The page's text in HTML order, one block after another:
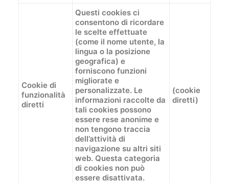
Cookie di
funzionalità
diretti
Questi cookies ci
consentono di ricordare
le scelte effettuate
(come il nome utente, la
lingua o la posizione
geografica) e
forniscono funzioni
migliorate e
personalizzate. Le
informazioni raccolte da
tali cookies possono
essere rese anonime e
non tengono traccia
dell’attività di
navigazione su altri siti
web. Questa categoria
di cookies non può
essere disattivata.
(cookie
diretti)